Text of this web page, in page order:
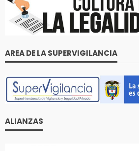
AREA DE LA SUPERVIGILANCIA
ALIANZAS